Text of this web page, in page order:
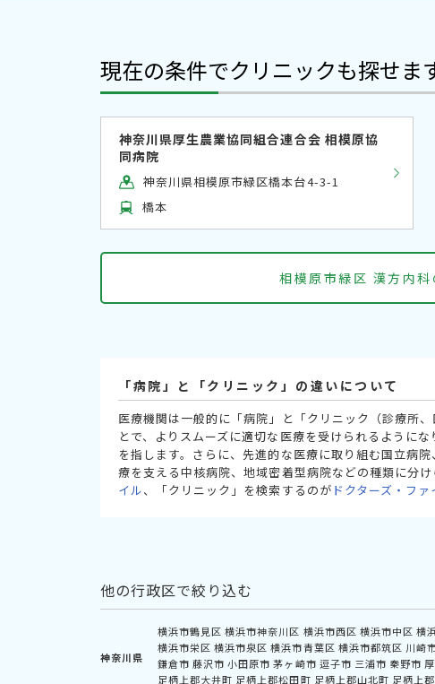
現在の条件でクリニックも探せま
神奈川県厚生農業協同組合連合会 相模原協
同病院
神奈川県相模原市緑区橋本台4-3-1
橋本
相模原市緑区 漢方内
「病院」と「クリニック」の違いについて
医療機関は一般的に「病院」と「クリニック（診療所
とで、よりスムーズに適切な医療を受けられるように
を指します。さらに、先進的な医療に取り組む国立病
療を支える中核病院、地域密着型病院などの種類に分
イル、「クリニック」を検索するのが ドクターズ・ファ
他の行政区で絞り込む
神奈川県
横浜市鶴見区 横浜市神奈川区 横浜市西区 横浜市中区 横
横浜市栄区 横浜市泉区 横浜市青葉区 横浜市都筑区 川崎
鎌倉市 藤沢市 小田原市 茅ヶ崎市 逗子市 三浦市 秦野市
足柄上郡大井町 足柄上郡松田町 足柄上郡山北町 足柄上